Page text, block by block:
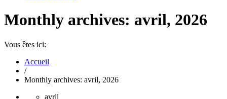
Monthly archives: avril, 2026
Vous êtes ici:
Accueil
/
Monthly archives: avril, 2026
avril